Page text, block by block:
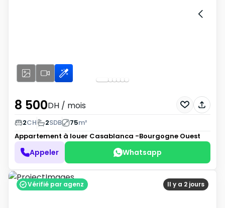
8 500DH / mois
2CH 2SDB 75m²
Appartement à louer Casablanca -Bourgogne Ouest
Appeler Whatsapp
Il y a 2 jours
Vérifié par agenz